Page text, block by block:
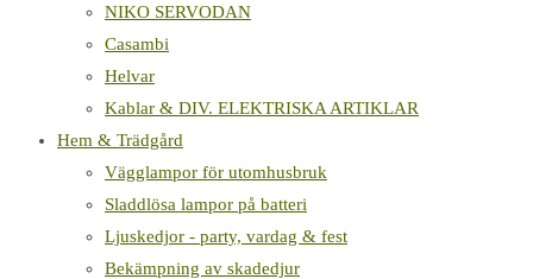
NIKO SERVODAN
Casambi
Helvar
Kablar & DIV. ELEKTRISKA ARTIKLAR
Hem & Trädgård
Vägglampor för utomhusbruk
Sladdlösa lampor på batteri
Ljuskedjor - party, vardag & fest
Bekämpning av skadedjur